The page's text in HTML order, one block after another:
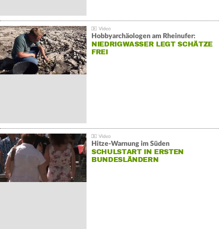
Hobbyarchäologen am Rheinufer:
NIEDRIGWASSER LEGT SCHÄTZE
FREI
Hitze-Warnung im Süden
SCHULSTART IN ERSTEN
BUNDESLÄNDERN